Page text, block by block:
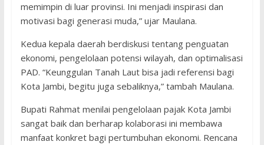
memimpin di luar provinsi. Ini menjadi inspirasi dan
motivasi bagi generasi muda,” ujar Maulana.
Kedua kepala daerah berdiskusi tentang penguatan
ekonomi, pengelolaan potensi wilayah, dan optimalisasi
PAD. “Keunggulan Tanah Laut bisa jadi referensi bagi
Kota Jambi, begitu juga sebaliknya,” tambah Maulana.
Bupati Rahmat menilai pengelolaan pajak Kota Jambi
sangat baik dan berharap kolaborasi ini membawa
manfaat konkret bagi pertumbuhan ekonomi. Rencana